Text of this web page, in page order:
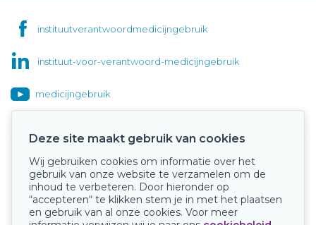
instituutverantwoordmedicijngebruik
instituut-voor-verantwoord-medicijngebruik
medicijngebruik
Onze keurmerken
Deze site maakt gebruik van cookies
Wij gebruiken cookies om informatie over het
gebruik van onze website te verzamelen om de
inhoud te verbeteren. Door hieronder op
“accepteren“ te klikken stem je in met het plaatsen
en gebruik van al onze cookies. Voor meer